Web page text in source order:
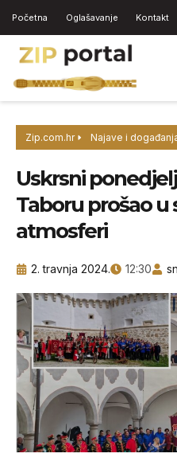
Početna Oglašavanje Kontakt
Zip.com.hr Najave i
Uskrsni
Taboru prošao u
atmosferi
2. travnja 2024. 12:30